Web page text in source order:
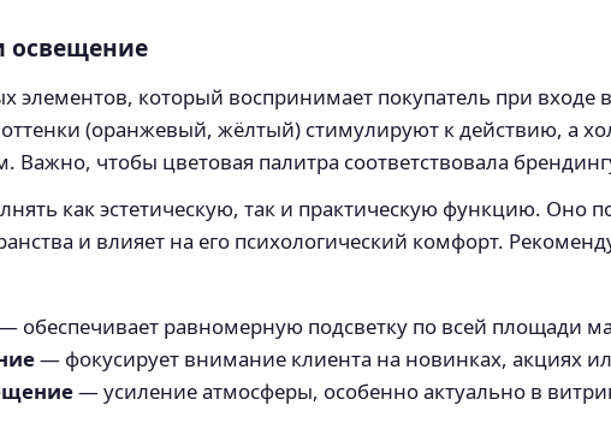
освещение
элементов, который воспринимает покупатель при
(оранжевый, жёлтый) стимулируют к действию, а
Важно, чтобы цветовая палитра соответствовала
как эстетическую, так и практическую функцию. Оно
и влияет на его психологический комфорт.
обеспечивает равномерную подсветку по всей площади
— фокусирует внимание клиента на новинках, акциях
— усиление атмосферы, особенно актуально в